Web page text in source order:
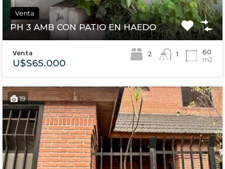
Venta
PH 3 AMB CON PATIO EN HAEDO
Venta
U$S65.000
2 1
60
m2
19